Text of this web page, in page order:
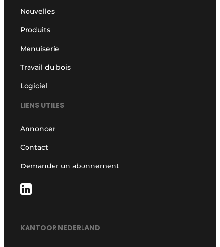
Nouvelles
Produits
Menuiserie
Travail du bois
Logiciel
LIENS UTILES
Annoncer
Contact
Demander un abonnement
KANTOOR NEDERLAND